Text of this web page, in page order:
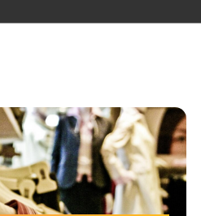
｜無骨さを出しつつ街でも
こなしへ！